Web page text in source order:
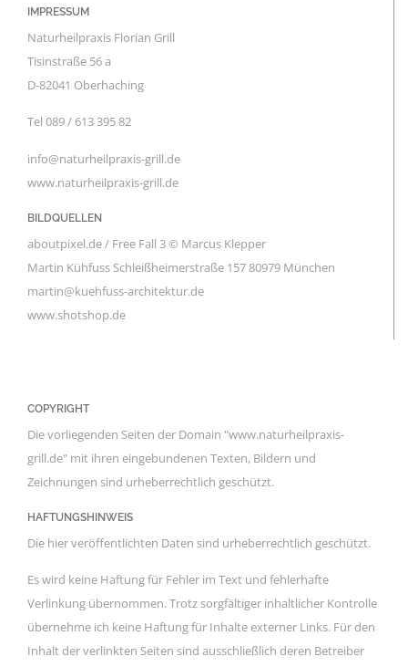
IMPRESSUM
Naturheilpraxis Florian Grill
Tisinstraße 56 a
D-82041 Oberhaching
Tel 089 / 613 395 82
info@naturheilpraxis-grill.de
www.naturheilpraxis-grill.de
BILDQUELLEN
aboutpixel.de / Free Fall 3 © Marcus Klepper
Martin Kühfuss Schleißheimerstraße 157 80979 München
martin@kuehfuss-architektur.de
www.shotshop.de
COPYRIGHT
Die vorliegenden Seiten der Domain "www.naturheilpraxis-
grill.de" mit ihren eingebundenen Texten, Bildern und
Zeichnungen sind urheberrechtlich geschützt.
HAFTUNGSHINWEIS
Die hier veröffentlichten Daten sind urheberrechtlich geschützt.
Es wird keine Haftung für Fehler im Text und fehlerhafte
Verlinkung übernommen. Trotz sorgfältiger inhaltlicher Kontrolle
übernehme ich keine Haftung für Inhalte externer Links. Für den
Inhalt der verlinkten Seiten sind ausschließlich deren Betreiber